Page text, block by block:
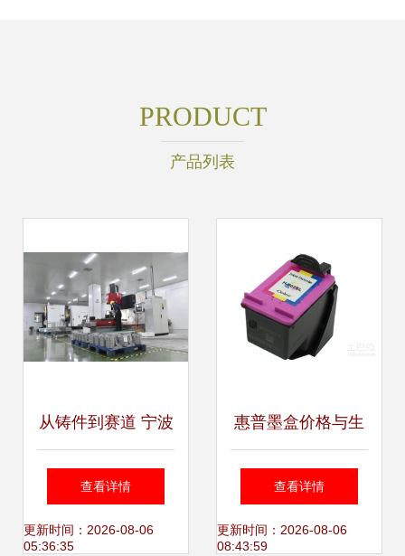
PRODUCT
产品列表
从铸件到赛道 宁波
博威模具的新能源
征途与轻量化跨界
查看详情
更新时间：2026-08-06
05:36:35
惠普墨盒价格与生
产厂家概览及自行
车选购参考
查看详情
更新时间：2026-08-06
08:43:59